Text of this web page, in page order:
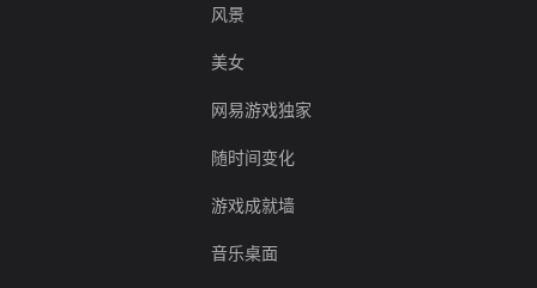
风景
美女
网易游戏独家
随时间变化
游戏成就墙
音乐桌面